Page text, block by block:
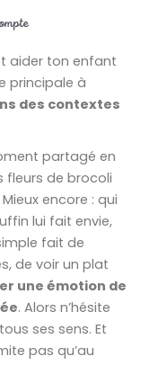
aider ton enfant
principale à
des contextes
partagé en
fleurs de brocoli
encore : qui
lui fait envie,
fait de
de voir un plat
une émotion de
. Alors n’hésite
ses sens. Et
pas qu’au